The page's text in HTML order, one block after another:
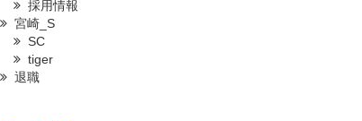
採用情報
宮崎_S
SC
tiger
退職